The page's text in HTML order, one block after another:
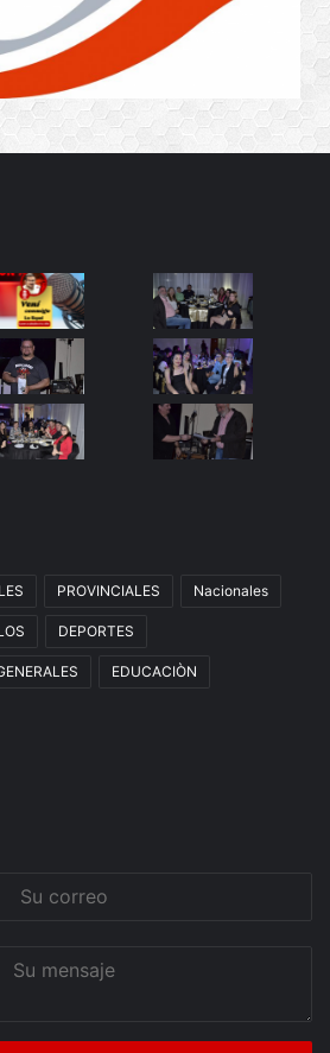
PROVINCIALES Nacionales
DEPORTES
EDUCACIÒN